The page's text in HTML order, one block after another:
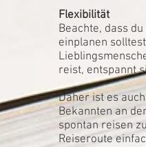
Flexibilität
Beachte, dass
einplanen
reist, entspannt
Daher ist es
Bekannten an
spontan reisen
Reiseroute